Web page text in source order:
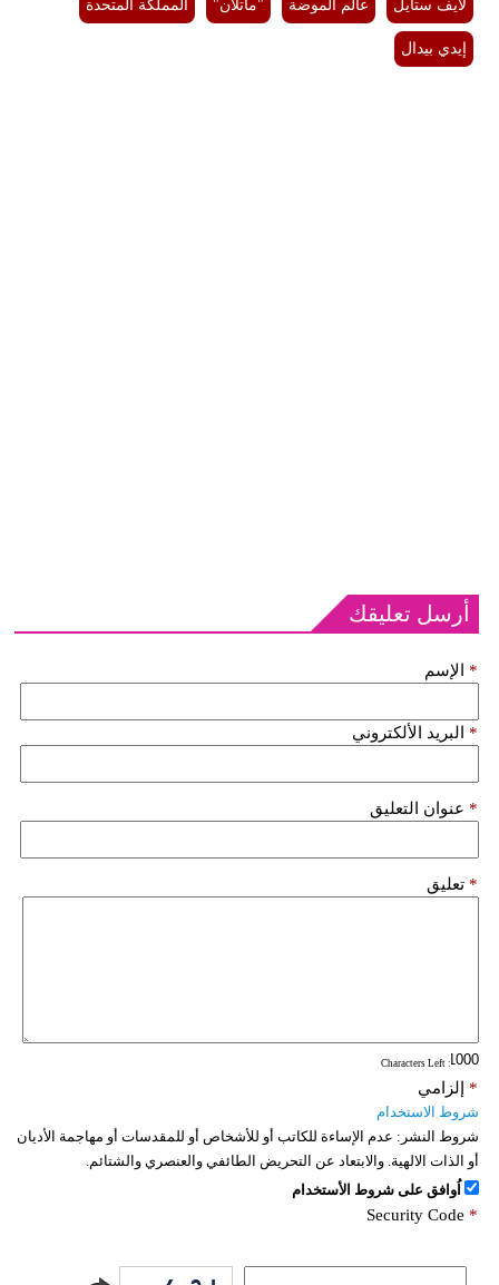
لايف ستايل عالم الموضة "ماتلان" المملكة المتحدة
إيدي بيدال
أرسل تعليقك
الإسم *
البريد الألكتروني *
عنوان التعليق *
تعليق *
: Characters Left
إلزامي *
شروط الاستخدام
شروط النشر: عدم الإساءة للكاتب أو للأشخاص أو للمقدسات أو مهاجمة الأديان
أو الذات الالهية. والابتعاد عن التحريض الطائفي والعنصري والشتائم.
اُوافق على شروط الأستخدام
Security Code *